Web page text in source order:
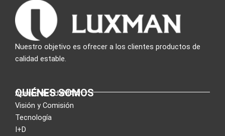
Nuestro objetivo es ofrecer a los clientes productos de
calidad estable.
QUIÉNES SOMOS
Acerca de LUXMAN
Visión y Comisión
Tecnología
I+D